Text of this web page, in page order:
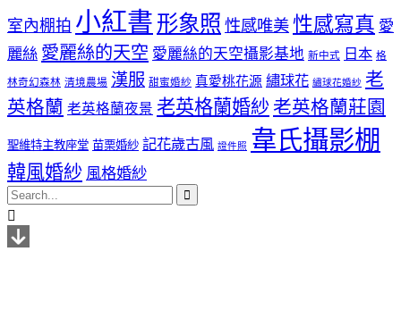
室內棚拍 小紅書 形象照 性感唯美 性感寫真 愛
麗絲 愛麗絲的天空 愛麗絲的天空攝影基地 新中式 日本 格
林奇幻森林 清境農場 漢服 甜蜜婚紗 真愛桃花源 繡球花 繡球花婚紗 老
英格蘭 老英格蘭夜景 老英格蘭婚紗 老英格蘭莊園
聖維特主教座堂 苗栗婚紗 記花歲古風 證件照 韋氏攝影棚
韓風婚紗 風格婚紗

